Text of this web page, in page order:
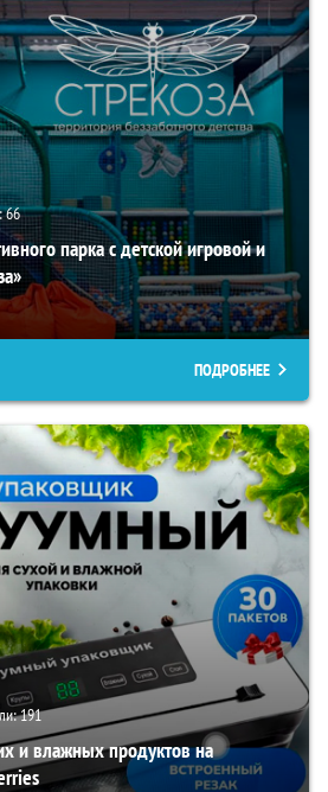
66
парка с детской игровой и
ПОДРОБНЕЕ
191
и влажных продуктов на